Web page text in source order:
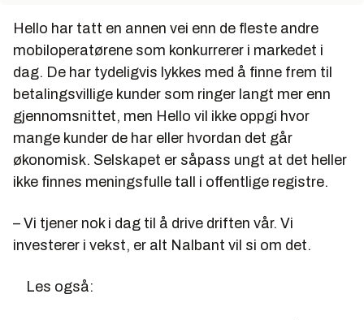
Hello har tatt en annen vei enn de fleste andre
mobiloperatørene som konkurrerer i markedet i
dag. De har tydeligvis lykkes med å finne frem til
betalingsvillige kunder som ringer langt mer enn
gjennomsnittet, men Hello vil ikke oppgi hvor
mange kunder de har eller hvordan det går
økonomisk. Selskapet er såpass ungt at det heller
ikke finnes meningsfulle tall i offentlige registre.
– Vi tjener nok i dag til å drive driften vår. Vi
investerer i vekst, er alt Nalbant vil si om det.
Les også: